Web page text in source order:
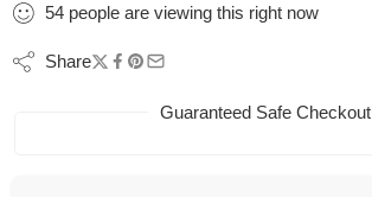
54 people are viewing this right now
Share
Guaranteed Safe Checkout